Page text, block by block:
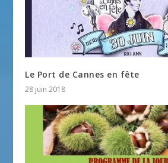
Le Port de Cannes en fête
28 juin 2018